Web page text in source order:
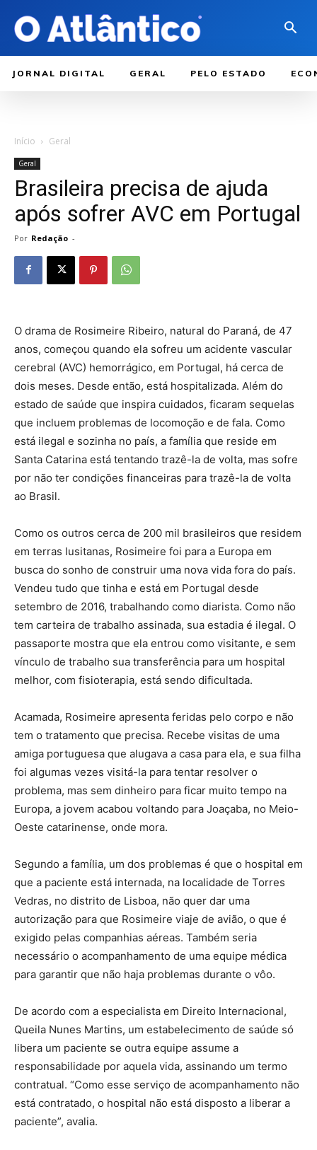
JORNAL DIGITAL GERAL PELO ESTADO
Início Geral
Geral
Brasileira precisa de ajuda
após sofrer AVC em Portugal
Por Redação -
O drama de Rosimeire Ribeiro, natural do Paraná, de 47
anos, começou quando ela sofreu um acidente vascular
cerebral (AVC) hemorrágico, em Portugal, há cerca de
dois meses. Desde então, está hospitalizada. Além do
estado de saúde que inspira cuidados, ficaram sequelas
que incluem problemas de locomoção e de fala. Como
está ilegal e sozinha no país, a família que reside em
Santa Catarina está tentando trazê-la de volta, mas sofre
por não ter condições financeiras para trazê-la de volta
ao Brasil.
Como os outros cerca de 200 mil brasileiros que residem
em terras lusitanas, Rosimeire foi para a Europa em
busca do sonho de construir uma nova vida fora do país.
Vendeu tudo que tinha e está em Portugal desde
setembro de 2016, trabalhando como diarista. Como não
tem carteira de trabalho assinada, sua estadia é ilegal. O
passaporte mostra que ela entrou como visitante, e sem
vínculo de trabalho sua transferência para um hospital
melhor, com fisioterapia, está sendo dificultada.
Acamada, Rosimeire apresenta feridas pelo corpo e não
tem o tratamento que precisa. Recebe visitas de uma
amiga portuguesa que alugava a casa para ela, e sua filha
foi algumas vezes visitá-la para tentar resolver o
problema, mas sem dinheiro para ficar muito tempo na
Europa, a jovem acabou voltando para Joaçaba, no Meio-
Oeste catarinense, onde mora.
Segundo a família, um dos problemas é que o hospital em
que a paciente está internada, na localidade de Torres
Vedras, no distrito de Lisboa, não quer dar uma
autorização para que Rosimeire viaje de avião, o que é
exigido pelas companhias aéreas. Também seria
necessário o acompanhamento de uma equipe médica
para garantir que não haja problemas durante o vôo.
De acordo com a especialista em Direito Internacional,
Queila Nunes Martins, um estabelecimento de saúde só
libera um paciente se outra equipe assume a
responsabilidade por aquela vida, assinando um termo
contratual. “Como esse serviço de acompanhamento não
está contratado, o hospital não está disposto a liberar a
paciente”, avalia.